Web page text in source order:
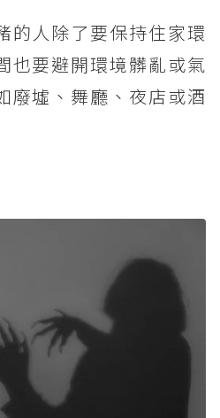
的人除了要保持住家環
也要避開環境髒亂或氣
廢墟、舞廳、夜店或酒